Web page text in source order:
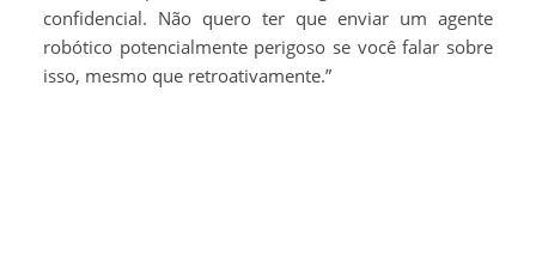
confidencial. Não quero ter que enviar um agente
robótico potencialmente perigoso se você falar sobre
isso, mesmo que retroativamente.”